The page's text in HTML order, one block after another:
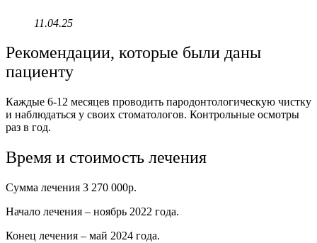
11.04.25
Рекомендации, которые были даны
пациенту
Каждые 6-12 месяцев проводить пародонтологическую чистку
и наблюдаться у своих стоматологов. Контрольные осмотры
раз в год.
Время и стоимость лечения
Сумма лечения 3 270 000р.
Начало лечения – ноябрь 2022 года.
Конец лечения – май 2024 года.